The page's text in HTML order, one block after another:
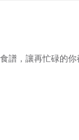
譜，讓再忙碌的你